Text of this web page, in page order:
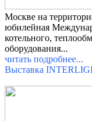
Москве на
юбилейная
котельного,
оборудования...
читать подробнее...
Выставка